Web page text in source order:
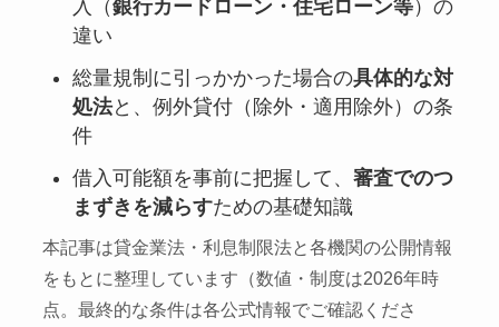
入（銀行カードローン・住宅ローン等）の
違い
総量規制に引っかかった場合の具体的な対
処法と、例外貸付（除外・適用除外）の条
件
借入可能額を事前に把握して、 審査でのつ
まずきを減らすための基礎知識
本記事は貸金業法・利息制限法と各機関の公開情報
をもとに整理しています（数値・制度は2026年時
点。最終的な条件は各公式情報でご確認くださ